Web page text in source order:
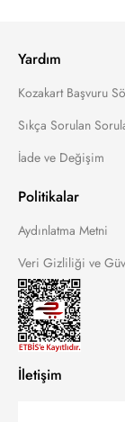
Yardım
Kozakart Başvuru
Sıkça Sorulan
İade ve Değişim
Politikalar
Aydınlatma Metni
Veri Gizliliği ve
İletişim